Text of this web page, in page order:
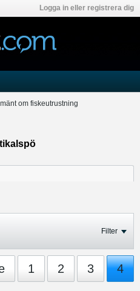
Logga in eller registrera dig
om fiskeutrustning
Filter
1 2 3 4